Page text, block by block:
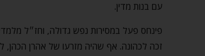
עם בנות מדין.
פינחס פעל במסירות נפש גדולה, וחז״ל
זכה לכהונה. אף שהיה מזרעו של אהרן הכהן,